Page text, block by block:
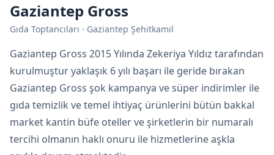
Gaziantep Gross
Gıda Toptancıları · Gaziantep Şehitkamil
Gaziantep Gross 2015 Yılında Zekeriya Yıldız tarafından
kurulmuştur yaklaşık 6 yılı başarı ile geride bırakan
Gaziantep Gross şok kampanya ve süper indirimler ile
gıda temizlik ve temel ihtiyaç ürünlerini bütün bakkal
market kantin büfe oteller ve şirketlerin bir numaralı
tercihi olmanın haklı onuru ile hizmetlerine aşkla